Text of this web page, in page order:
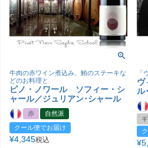
牛肉の赤ワイン煮込み、鮪のステーキな
どのお料理と
ピノ・ノワール ソフィー・シ
ャール／ジュリアン･シャール
赤
自然派
クール便でお届け
¥4,345税込
「
ヴ
ル
¥